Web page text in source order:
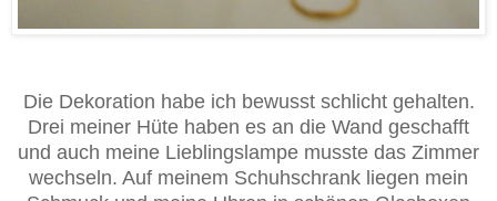
Die Dekoration habe ich bewusst schlicht gehalten.
Drei meiner Hüte haben es an die Wand geschafft
und auch meine Lieblingslampe musste das Zimmer
wechseln. Auf meinem Schuhschrank liegen mein